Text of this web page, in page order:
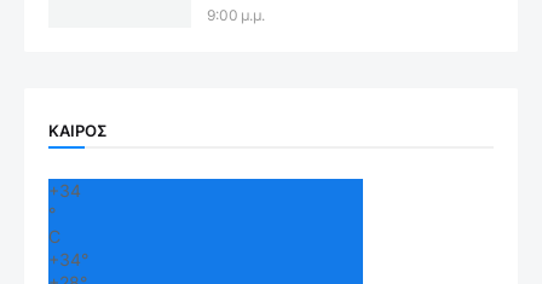
9:00 μ.μ.
ΚΑΙΡΟΣ
+34
°
C
+34°